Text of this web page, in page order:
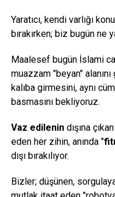
Yaratıcı, kendi varlığı
bırakırken; biz bugün ne
Maalesef bugün İslami
muazzam "beyan"
kalıba girmesini, aynı
basmasını bekliyoruz.
Vaz edilenindışına
eden her zihin, anında "
dışı bırakılıyor.
Bizler; düşünen,